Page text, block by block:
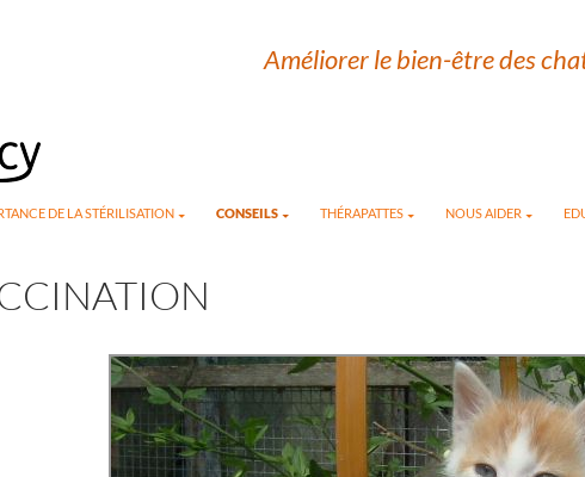
Améliorer le bien-être des
DE LA STÉRILISATION CONSEILS THÉRAPATTES NOUS AIDER